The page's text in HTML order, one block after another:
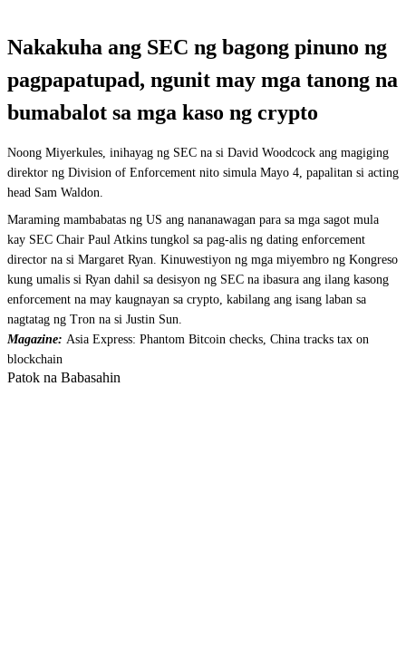
Nakakuha ang SEC ng bagong pinuno ng
pagpapatupad, ngunit may mga tanong na
bumabalot sa mga kaso ng crypto
Noong Miyerkules, inihayag ng SEC na si David Woodcock ang magiging
direktor ng Division of Enforcement nito simula Mayo 4, papalitan si acting
head Sam Waldon.
Maraming mambabatas ng US ang nananawagan para sa mga sagot mula
kay SEC Chair Paul Atkins tungkol sa pag-alis ng dating enforcement
director na si Margaret Ryan. Kinuwestiyon ng mga miyembro ng Kongreso
kung umalis si Ryan dahil sa desisyon ng SEC na ibasura ang ilang kasong
enforcement na may kaugnayan sa crypto, kabilang ang isang laban sa
nagtatag ng Tron na si Justin Sun.
Magazine: Asia Express: Phantom Bitcoin checks, China tracks tax on
blockchain
Patok na Babasahin